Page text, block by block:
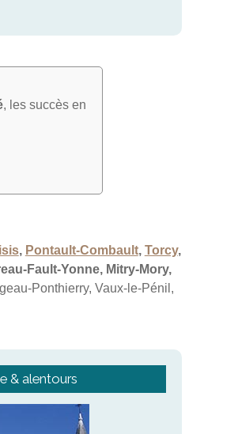
, les succès en
, Pontault-Combault, Torcy,
Fault-Yonne, Mitry-Mory,
Ponthierry, Vaux-le-Pénil,
& alentours